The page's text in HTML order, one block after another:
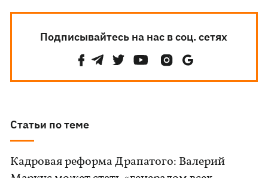
Подписывайтесь на нас в соц. сетях
Статьи по теме
Кадровая реформа Драпатого: Валерий